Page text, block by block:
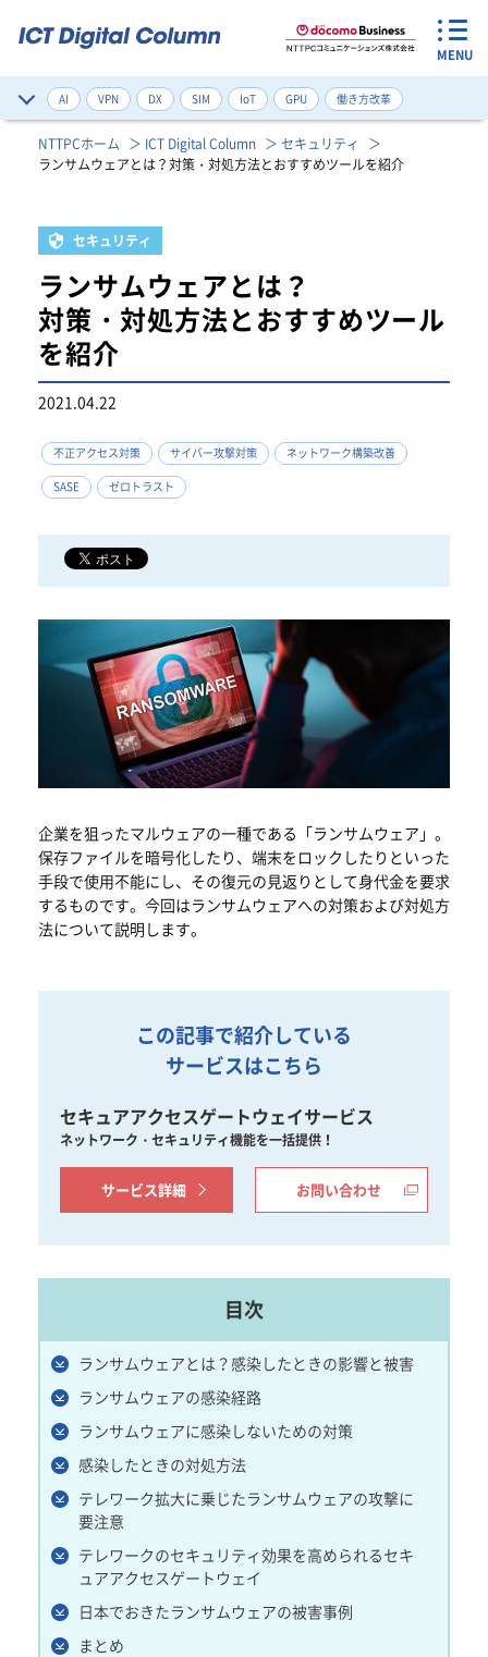
MENU
AI VPN DX SIM IoT GPU 働き方改革
サイバー攻撃対策 デジタルツイン ネットワーク構築改善
ゼロトラスト 健康管理 注目のワード一覧
NTTPCホーム ICT Digital Column
セキュリティ
ランサムウェアとは？対策・対処方法とおすすめツールを紹介
セキュリティ
ランサムウェアとは？
対策・対処方法とおすすめツール
を紹介
2021.04.22
不正アクセス対策 サイバー攻撃対策 ネットワーク構築改善
SASE ゼロトラスト
企業を狙ったマルウェアの一種である「ランサムウェア」。
保存ファイルを暗号化したり、端末をロックしたりといった
手段で使用不能にし、その復元の見返りとして身代金を要求
するものです。今回はランサムウェアへの対策および対処方
法について説明します。
この記事で紹介している
サービスはこちら
セキュアアクセスゲートウェイサービス
ネットワーク・セキュリティ機能を一括提供！
サービス詳細 お問い合わせ
目次
ランサムウェアとは？感染したときの影響と被害
ランサムウェアの感染経路
ランサムウェアに感染しないための対策
感染したときの対処方法
テレワーク拡大に乗じたランサムウェアの攻撃に
要注意
テレワークのセキュリティ効果を高められるセキ
ュアアクセスゲートウェイ
日本でおきたランサムウェアの被害事例
まとめ